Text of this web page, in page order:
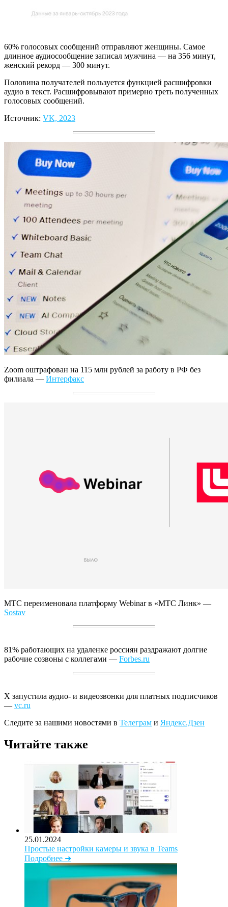
60% голосовых сообщений отправляют женщины. Самое
длинное аудиосообщение записал мужчина — на 356 минут,
женский рекорд — 300 минут.
Половина получателей пользуется функцией расшифровки
аудио в текст. Расшифровывают примерно треть полученных
голосовых сообщений.
Источник: VK, 2023
Zoom оштрафован на 115 млн рублей за работу в РФ без
филиала — Интерфакс
МТС переименовала платформу Webinar в «МТС Линк» —
Sostav
81% работающих на удаленке россиян раздражают долгие
рабочие созвоны с коллегами — Forbes.ru
Х запустила аудио- и видеозвонки для платных подписчиков
— vc.ru
Следите за нашими новостями в Телеграм и Яндекс.Дзен
Читайте также
25.01.2024
Простые настройки камеры и звука в Teams
Подробнее ➜